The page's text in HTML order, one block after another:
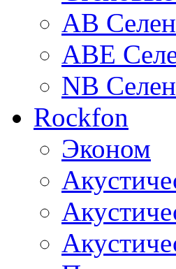
AB
ABE
NB
Rockfon
Эконом